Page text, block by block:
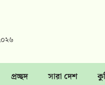
প্রচ্ছদ সারা দেশ